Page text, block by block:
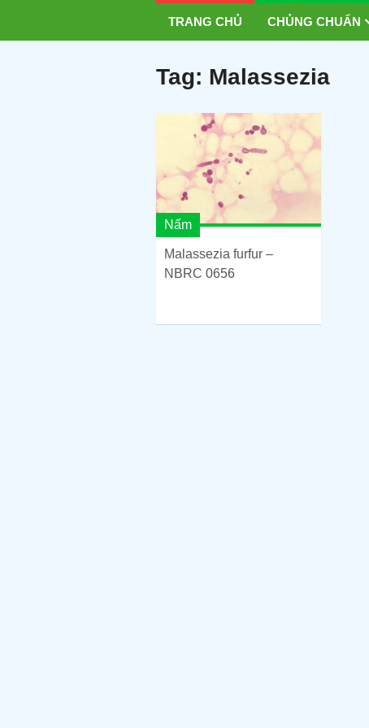
TRANG CHỦ CHỦNG CHUẨN
Tag: Malassezia
Nấm
Malassezia furfur –
NBRC 0656